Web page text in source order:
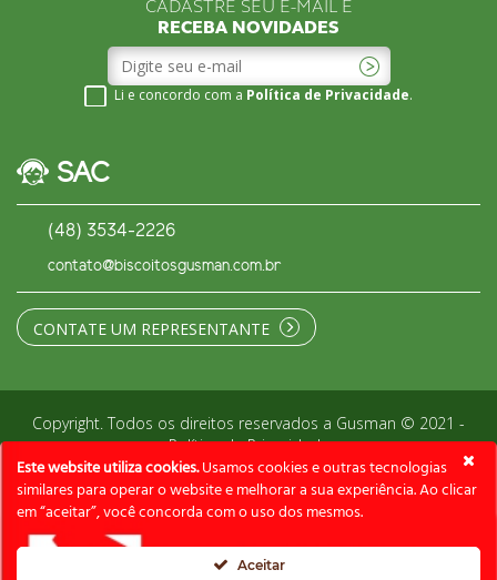
CADASTRE SEU E-MAIL E
RECEBA NOVIDADES
Li e concordo com a Política de Privacidade.
SAC
(48) 3534-2226
contato@biscoitosgusman.com.br
CONTATE UM REPRESENTANTE
Copyright. Todos os direitos reservados a Gusman © 2021 -
Política de Privacidade
Este website utiliza cookies.Usamos cookies e outras tecnologias
similares para operar o website e melhorar a sua experiência. Ao clicar
em “aceitar”, você concorda com o uso dos mesmos.
Aceitar